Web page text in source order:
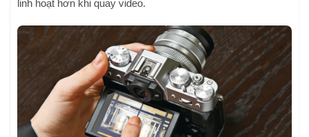
linh hoạt hơn khi quay video.